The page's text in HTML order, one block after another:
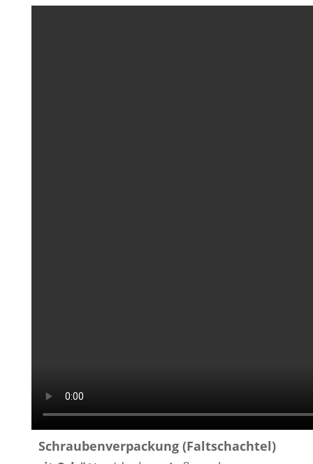
Schraubenverpackung (Faltschachtel)